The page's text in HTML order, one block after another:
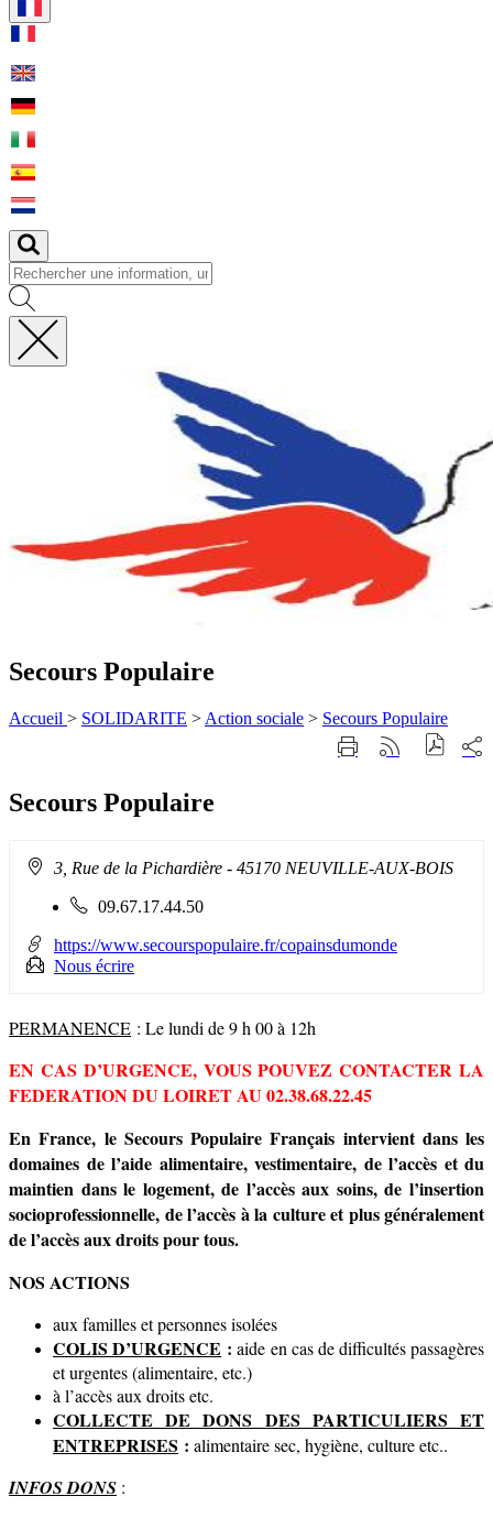
Fermer
Secours Populaire
Accueil > SOLIDARITE > Action sociale > Secours Populaire
ImprimerGénérer
sur
Secours Populaire
Adresse3, Rue de la Pichardière - 45170 NEUVILLE-AUX-BOIS
Téléphone
:
09.67.17.44.50
https://www.secourspopulaire.fr/copainsdumonde
Nous écrire
PERMANENCE : Le lundi de 9 h 00 à 12h
EN CAS D’URGENCE, VOUS POUVEZ CONTACTER LA
FEDERATION DU LOIRET AU 02.38.68.22.45
En France, le Secours Populaire Français intervient dans les
domaines de l’aide alimentaire, vestimentaire, de l’accès et du
maintien dans le logement, de l’accès aux soins, de l’insertion
socioprofessionnelle, de l’accès à la culture et plus généralement
de l’accès aux droits pour tous.
NOS ACTIONS
aux familles et personnes isolées
COLIS D’URGENCE : aide en cas de difficultés passagères
et urgentes (alimentaire, etc.)
à l’accès aux droits etc.
COLLECTE DE DONS DES PARTICULIERS ET
ENTREPRISES : alimentaire sec, hygiène, culture etc..
INFOS DONS :